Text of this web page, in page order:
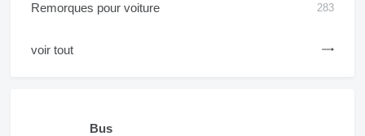
Remorques pour voiture 283
voir tout
Bus